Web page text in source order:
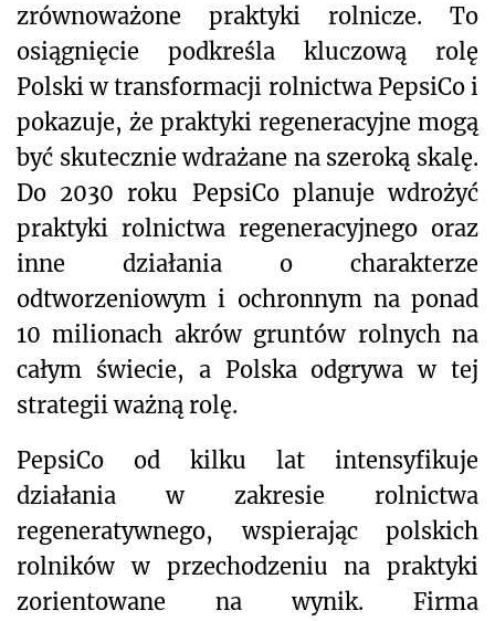
zrównoważone praktyki rolnicze. To
osiągnięcie podkreśla kluczową rolę
Polski w transformacji rolnictwa PepsiCo i
pokazuje, że praktyki regeneracyjne mogą
być skutecznie wdrażane na szeroką skalę.
Do 2030 roku PepsiCo planuje wdrożyć
praktyki rolnictwa regeneracyjnego oraz
inne działania o charakterze
odtworzeniowym i ochronnym na ponad
10 milionach akrów gruntów rolnych na
całym świecie, a Polska odgrywa w tej
strategii ważną rolę.
PepsiCo od kilku lat intensyfikuje
działania w zakresie rolnictwa
regeneratywnego, wspierając polskich
rolników w przechodzeniu na praktyki
zorientowane na wynik. Firma